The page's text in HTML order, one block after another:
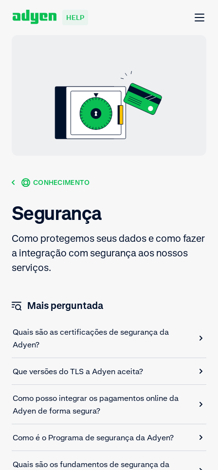
HELP
CONHECIMENTO
Segurança
Como protegemos seus dados e como fazer
a integração com segurança aos nossos
serviços.
Mais perguntada
Quais são as certificações de segurança da
Adyen?
Que versões do TLS a Adyen aceita?
Como posso integrar os pagamentos online da
Adyen de forma segura?
Como é o Programa de segurança da Adyen?
Quais são os fundamentos de segurança da